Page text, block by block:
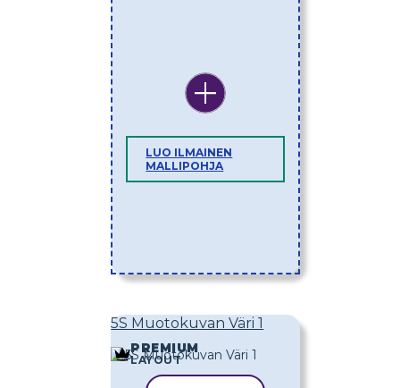
LUO ILMAINEN
MALLIPOHJA
5S Muotokuvan Väri 1
PREMIUM
LAYOUT